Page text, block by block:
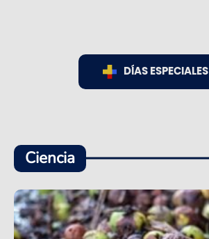
DÍAS ESPECIALES
Ciencia